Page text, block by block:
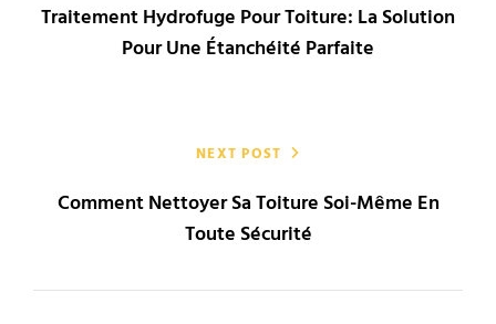
l’article
Traitement Hydrofuge Pour Toiture: La Solution
Pour Une Étanchéité Parfaite
NEXT POST
Comment Nettoyer Sa Toiture Soi-Même En
Toute Sécurité